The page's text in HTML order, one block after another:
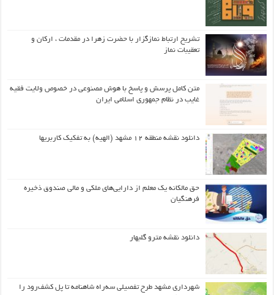
تشریح ارتباط نمازگزار با حضرت زهرا در مقدمات ، ارکان و
تعقیبات نماز
متن کامل پرسش و پاسخ با هوش مصنوعی در خصوص ولایت فقیه
غایب در نظام جمهوری اسلامی ایران
دانلود نقشه منطقه ۱۲ مشهد (الهیه) به تفکیک کاربریها
حق مالکانه یک معلم از دارایی‌های ملکی و مالی صندوق ذخیره
فرهنگیان
دانلود نقشه مترو گلبهار
شهرداری مشهد طرح تفصیلی سه‌راه شاهنامه تا پل کشف‌رود را